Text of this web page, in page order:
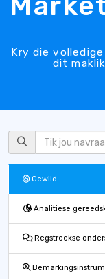
Kry die
dit
Gewild
Analitiese
Regstreekse